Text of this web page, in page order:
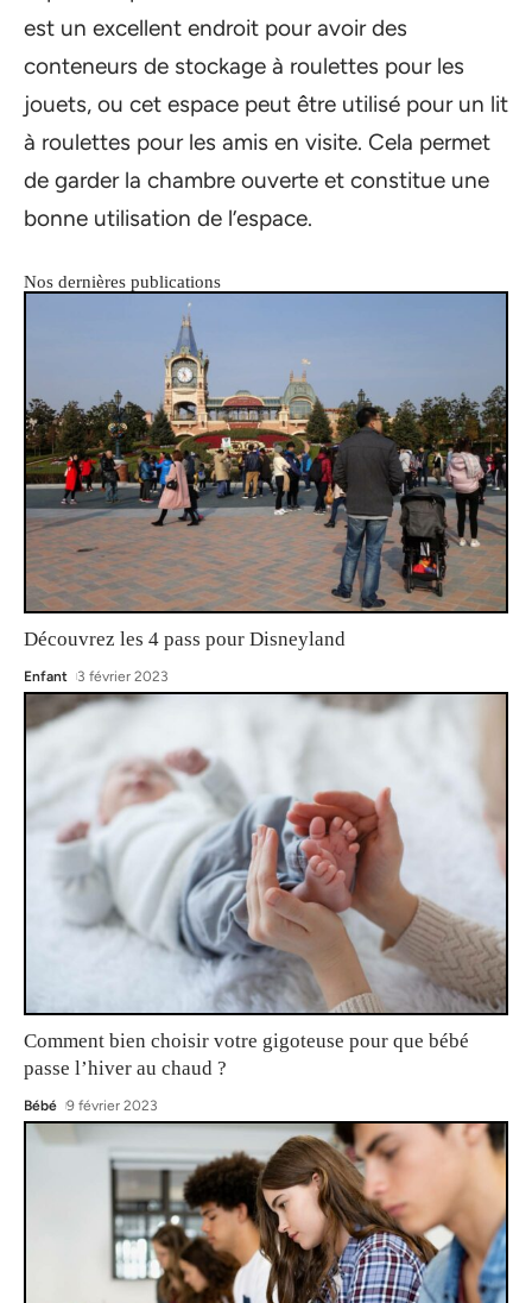
est un excellent endroit pour avoir des
conteneurs de stockage à roulettes pour les
jouets, ou cet espace peut être utilisé pour un lit
à roulettes pour les amis en visite. Cela permet
de garder la chambre ouverte et constitue une
bonne utilisation de l’espace.
Nos dernières publications
Découvrez les 4 pass pour Disneyland
Enfant 3 février 2023
Comment bien choisir votre gigoteuse pour que bébé
passe l’hiver au chaud ?
Bébé 9 février 2023